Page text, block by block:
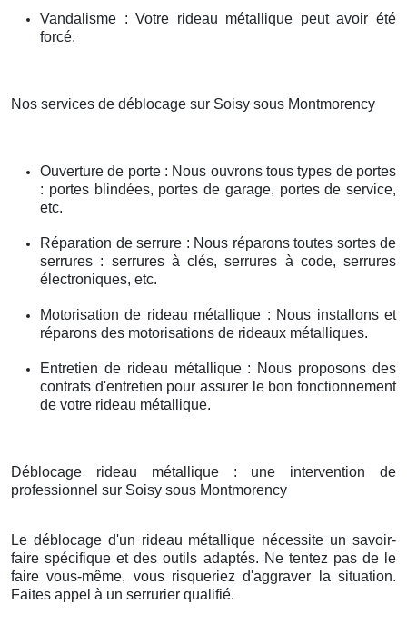
Vandalisme : Votre rideau métallique peut avoir été
forcé.
Nos services de déblocage sur Soisy sous Montmorency
Ouverture de porte : Nous ouvrons tous types de portes
: portes blindées, portes de garage, portes de service,
etc.
Réparation de serrure : Nous réparons toutes sortes de
serrures : serrures à clés, serrures à code, serrures
électroniques, etc.
Motorisation de rideau métallique : Nous installons et
réparons des motorisations de rideaux métalliques.
Entretien de rideau métallique : Nous proposons des
contrats d'entretien pour assurer le bon fonctionnement
de votre rideau métallique.
Déblocage rideau métallique : une intervention de
professionnel sur Soisy sous Montmorency
Le déblocage d'un rideau métallique nécessite un savoir-
faire spécifique et des outils adaptés. Ne tentez pas de le
faire vous-même, vous risqueriez d'aggraver la situation.
Faites appel à un serrurier qualifié.